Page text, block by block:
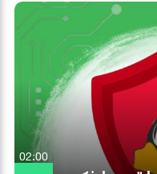
02:00